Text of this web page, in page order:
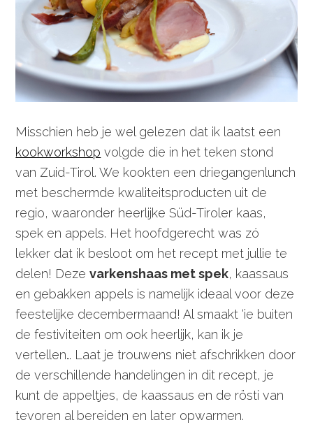
Misschien heb je wel gelezen dat ik laatst een
kookworkshop volgde die in het teken stond
van Zuid-Tirol. We kookten een driegangenlunch
met beschermde kwaliteitsproducten uit de
regio, waaronder heerlijke Süd-Tiroler kaas,
spek en appels. Het hoofdgerecht was zó
lekker dat ik besloot om het recept met jullie te
delen! Dezevarkenshaas met spek, kaassaus
en gebakken appels is namelijk ideaal voor deze
feestelijke decembermaand! Al smaakt ‘ie buiten
de festiviteiten om ook heerlijk, kan ik je
vertellen… Laat je trouwens niet afschrikken door
de verschillende handelingen in dit recept, je
kunt de appeltjes, de kaassaus en de rösti van
tevoren al bereiden en later opwarmen.